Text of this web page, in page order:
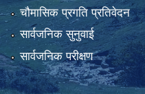
चौमासिक प्रगति प्रतिवेदन
सार्वजनिक सुनुवाई
सार्वजनिक परीक्षण